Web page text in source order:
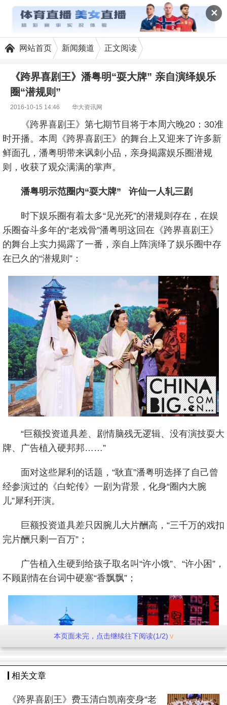
✕
网站首页 新闻频道 正文阅读
《跨界喜剧王》潘粤明“耍大牌” 亲自演绎娱乐
圈“潜规则”
2016-10-15 14:46 华大资讯网
《跨界喜剧王》第七期节目将于本周六晚20：30准
时开播。本周《跨界喜剧王》的舞台上又迎来了许多新
鲜面孔，潘粤明带来讽刺小品，亲身揭露娱乐圈潜规
则，收获了观众满满的掌声。
潘粤明示范圈内“耍大牌” 许仙一人轧三剧
时下娱乐圈有着太多“见光死”的潜规则存在，在娱
乐圈奋斗多年的“老戏骨”潘粤明这回在《跨界喜剧王》
的舞台上实力揭露了一番，亲自上阵演绎了娱乐圈中存
在已久的“潜规则”：
“巨额投资道具差、剧情脑残无逻辑、没有演技耍大
牌、广告植入硬邦邦……”
面对这些犀利的话题，“耿直”潘粤明选择了自己曾
经参演过的《白蛇传》一剧为背景，化身“圈内大腕
儿”犀利开演。
巨额投资道具差只因腕儿大片酬高，“三千万的戏扣
完片酬只剩一百万”；
广告植入生硬到给孩子取名叫“许小饿”、“许小困”，
不顾剧情在台词中硬塞“香飘飘”；
本页面未完，点击继续往下阅读(1/2)
相关文章
《跨界喜剧王》费玉清白凯南变身“老